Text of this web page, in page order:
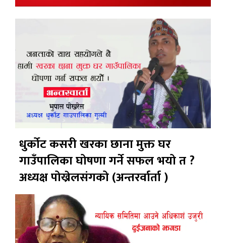
धुर्कोट कसरी खरका छाना मुक्त घर
गाउँपालिका घोषणा गर्ने सफल भयो त ?
अध्यक्ष पोख्रेलसंगको (अन्तरर्वार्ता )